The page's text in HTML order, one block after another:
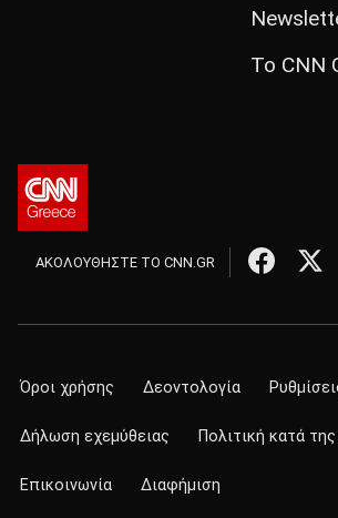
Το CNN
ΑΚΟΛΟΥΘΗΣΤΕ ΤΟ CNN.GR
Όροι χρήσης Δεοντολογία
Δήλωση εχεμύθειας Πολιτική κατά
Επικοινωνία Διαφήμιση